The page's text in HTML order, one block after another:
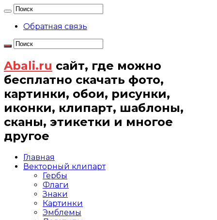
Обратная связь
Abali.ru сайт, где можно
бесплатно скачать фото,
картинки, обои, рисунки,
иконки, клипарт, шаблоны,
сканы, этикетки и многое
другое
Главная
Векторный клипарт
Гербы
Флаги
Знаки
Картинки
Эмблемы